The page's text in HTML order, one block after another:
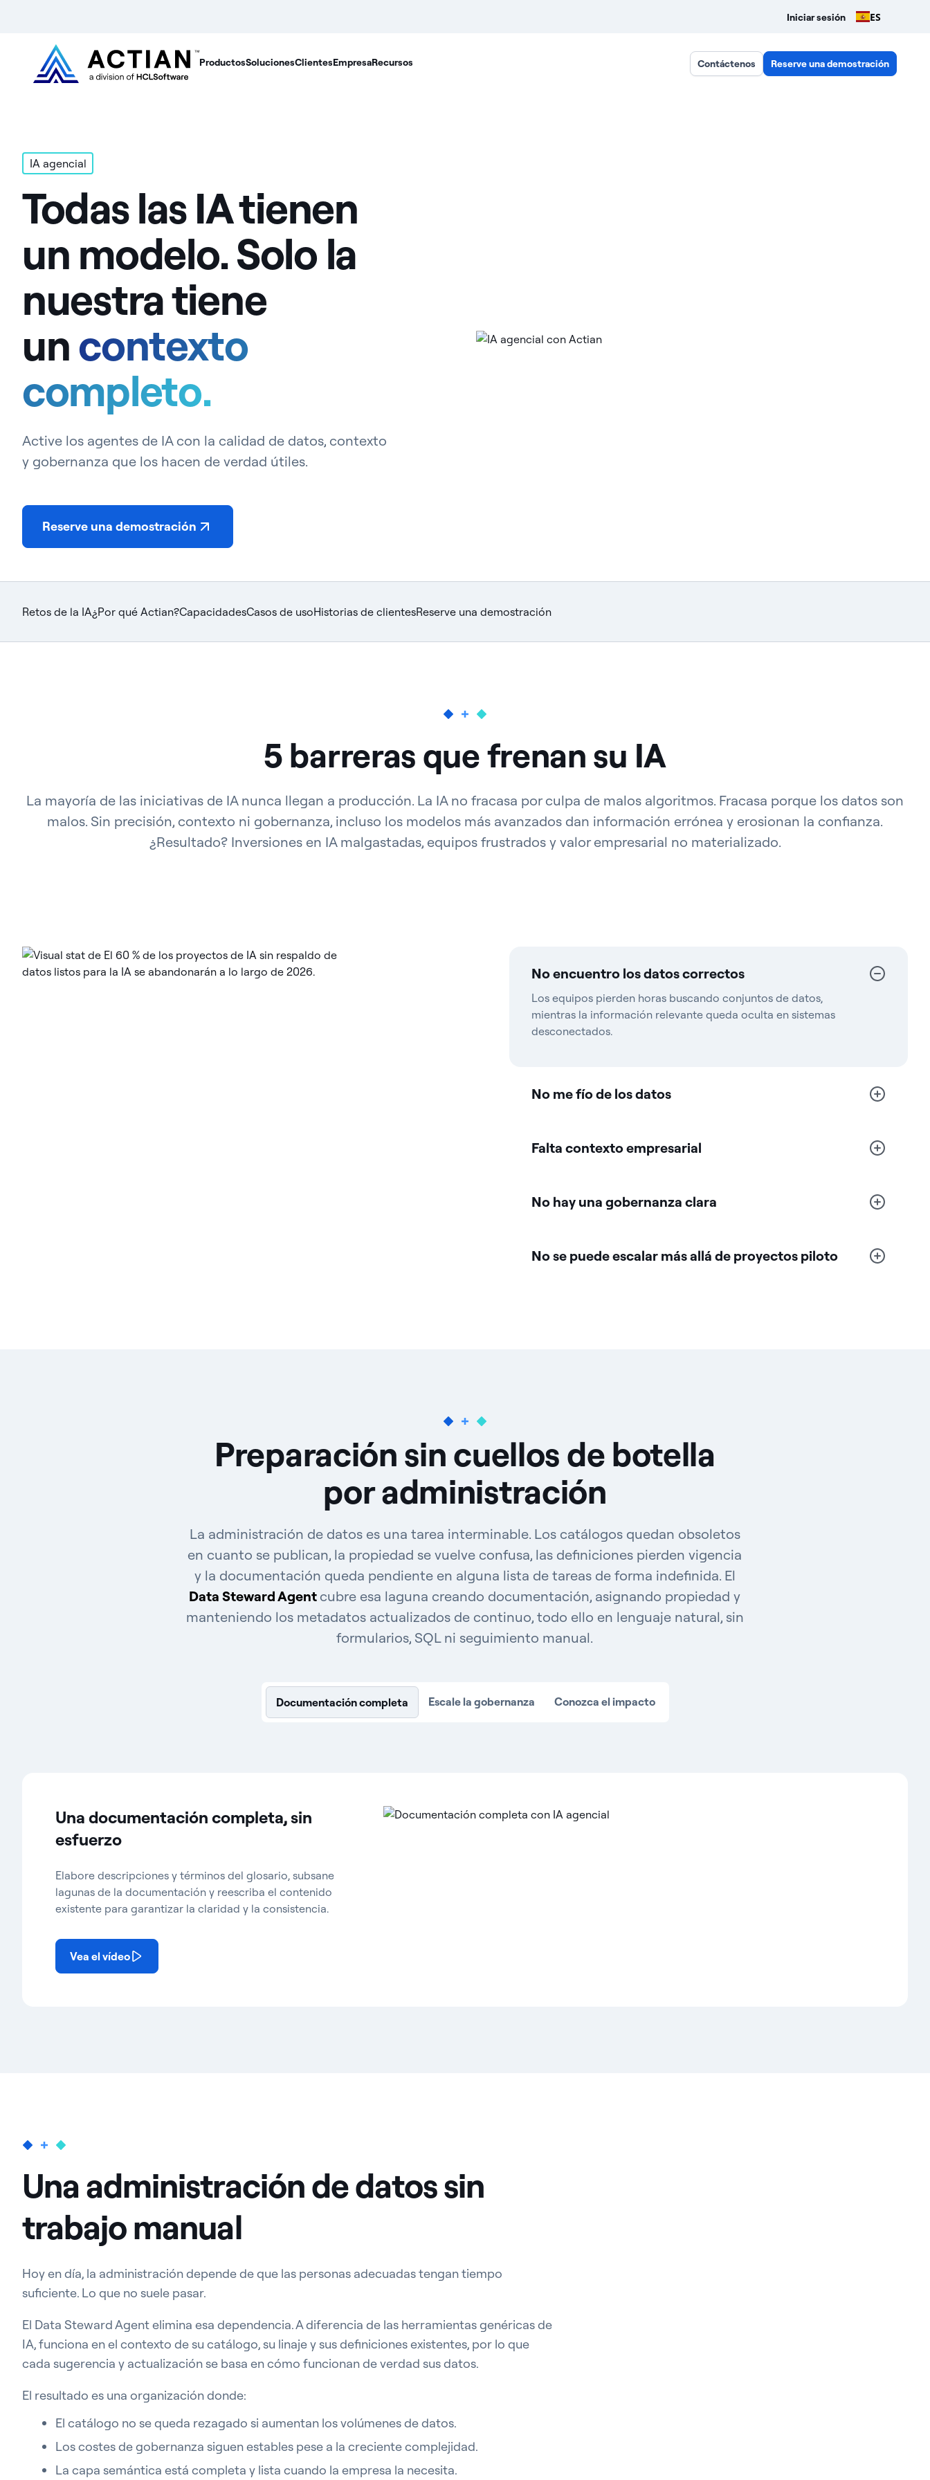
Iniciar sesión ES
ProductosSolucionesClientesEmpresaRecursos Contáctenos Reserve una demostración
IA agencial
Todas las IA tienen
un modelo. Solo la
nuestra tiene
uncontexto
completo.
Active los agentes de IA con la calidad de datos, contexto
y gobernanza que los hacen de verdad útiles.
Reserve una demostración
Retos de la IA¿Por qué Actian?CapacidadesCasos de usoHistorias de clientesReserve una demostración
5 barreras que frenan su IA
La mayoría de las iniciativas de IA nunca llegan a producción. La IA no fracasa por culpa de malos algoritmos. Fracasa porque los datos son
malos. Sin precisión, contexto ni gobernanza, incluso los modelos más avanzados dan información errónea y erosionan la confianza.
¿Resultado? Inversiones en IA malgastadas, equipos frustrados y valor empresarial no materializado.
No encuentro los datos correctos
Los equipos pierden horas buscando conjuntos de datos,
mientras la información relevante queda oculta en sistemas
desconectados.
No me fío de los datos
Falta contexto empresarial
No hay una gobernanza clara
No se puede escalar más allá de proyectos piloto
Preparación sin cuellos de botella
por administración
La administración de datos es una tarea interminable. Los catálogos quedan obsoletos
en cuanto se publican, la propiedad se vuelve confusa, las definiciones pierden vigencia
y la documentación queda pendiente en alguna lista de tareas de forma indefinida. El
Data Steward Agent cubre esa laguna creando documentación, asignando propiedad y
manteniendo los metadatos actualizados de continuo, todo ello en lenguaje natural, sin
formularios, SQL ni seguimiento manual.
Documentación completa Escale la gobernanza Conozca el impacto
Una documentación completa, sin
esfuerzo
Elabore descripciones y términos del glosario, subsane
lagunas de la documentación y reescriba el contenido
existente para garantizar la claridad y la consistencia.
Vea el vídeo
Una administración de datos sin
trabajo manual
Hoy en día, la administración depende de que las personas adecuadas tengan tiempo
suficiente. Lo que no suele pasar.
El Data Steward Agent elimina esa dependencia. A diferencia de las herramientas genéricas de
IA, funciona en el contexto de su catálogo, su linaje y sus definiciones existentes, por lo que
cada sugerencia y actualización se basa en cómo funcionan de verdad sus datos.
El resultado es una organización donde:
El catálogo no se queda rezagado si aumentan los volúmenes de datos.
Los costes de gobernanza siguen estables pese a la creciente complejidad.
La capa semántica está completa y lista cuando la empresa la necesita.